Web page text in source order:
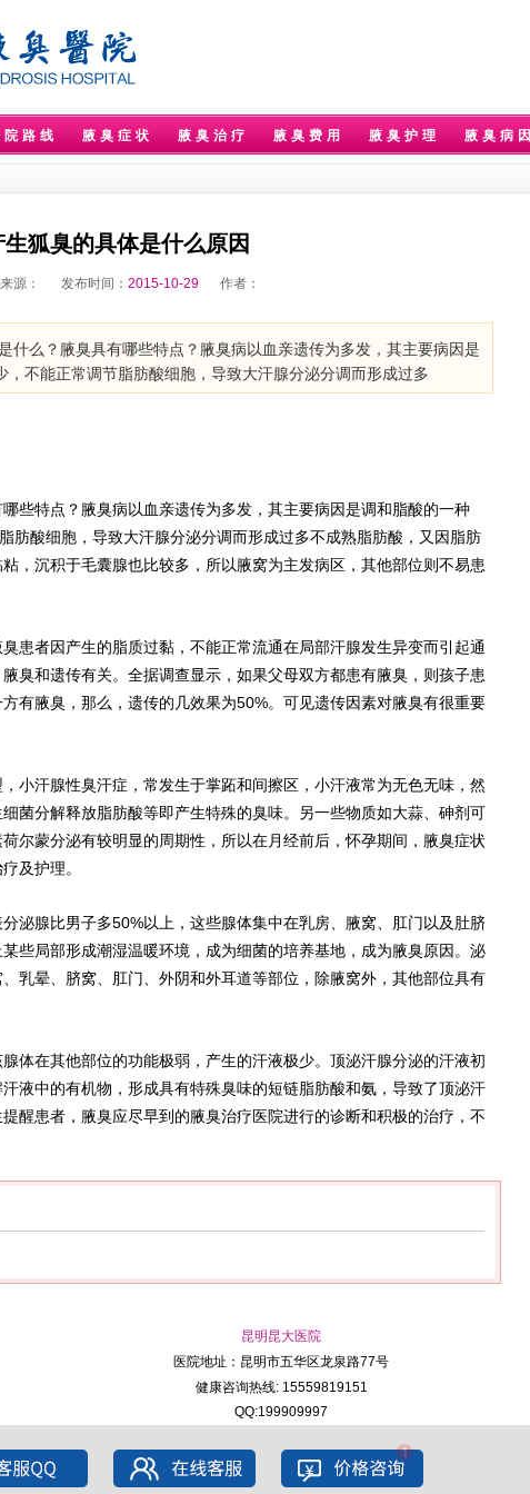
院路线 腋臭症状 腋臭治疗 腋臭费用 腋臭护理 腋臭病因
生狐臭的具体是什么原因
源： 发布时间： 2015-10-29 作者：
么？腋臭具有哪些特点？腋臭病以血亲遗传为多发，其主要病因是
，不能正常调节脂肪酸细胞，导致大汗腺分泌分调而形成过多
特点？腋臭病以血亲遗传为多发，其主要病因是调和脂酸的一种
肪酸细胞，导致大汗腺分泌分调而形成过多不成熟脂肪酸，又因脂肪
，沉积于毛囊腺也比较多，所以腋窝为主发病区，其他部位则不易患
者因产生的脂质过黏，不能正常流通在局部汗腺发生异变而引起通
臭和遗传有关。全据调查显示，如果父母双方都患有腋臭，则孩子患
有腋臭，那么，遗传的几效果为50%。可见遗传因素对腋臭有很重要
汗腺性臭汗症，常发生于掌跖和间擦区，小汗液常为无色无味，然
菌分解释放脂肪酸等即产生特殊的臭味。另一些物质如大蒜、砷剂可
尔蒙分泌有较明显的周期性，所以在月经前后，怀孕期间，腋臭症状
及护理。
腺比男子多50%以上，这些腺体集中在乳房、腋窝、肛门以及肚脐
些局部形成潮湿温暖环境，成为细菌的培养基地，成为腋臭原因。泌
乳晕、脐窝、肛门、外阴和外耳道等部位，除腋窝外，其他部位具有
在其他部位的功能极弱，产生的汗液极少。顶泌汗腺分泌的汗液初
液中的有机物，形成具有特殊臭味的短链脂肪酸和氨，导致了顶泌汗
醒患者，腋臭应尽早到的腋臭治疗医院进行的诊断和积极的治疗，不
昆明昆大医院
医院地址：昆明市五华区龙泉路77号
健康咨询热线: 15559819151
QQ:199909997